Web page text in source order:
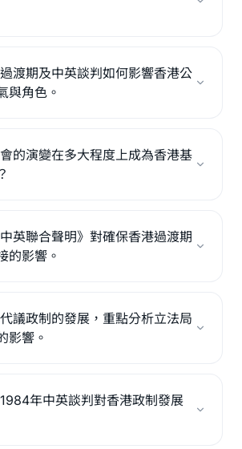
渡期及中英談判如何影響香港公
與角色。
的演變在多大程度上成為香港基
英聯合聲明》對確保香港過渡期
的影響。
議政制的發展，重點分析立法局
影響。
年中英談判對香港政制發展